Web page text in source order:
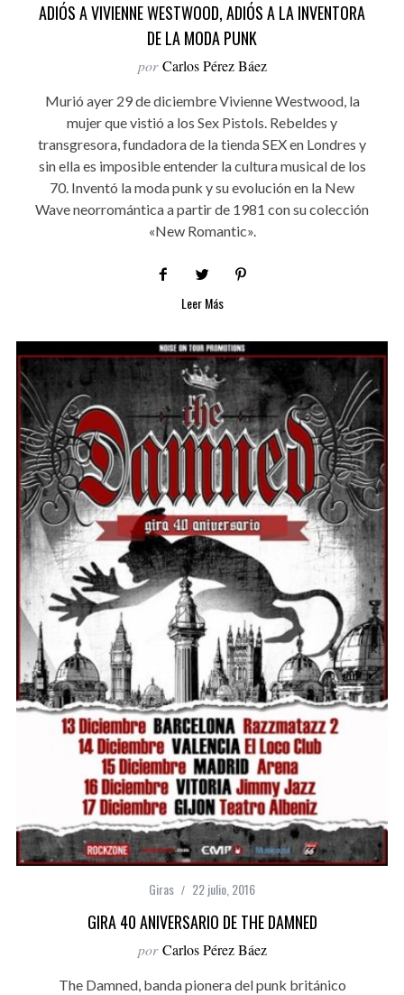
ADIÓS A VIVIENNE WESTWOOD, ADIÓS A LA INVENTORA
DE LA MODA PUNK
por Carlos Pérez Báez
Murió ayer 29 de diciembre Vivienne Westwood, la
mujer que vistió a los Sex Pistols. Rebeldes y
transgresora, fundadora de la tienda SEX en Londres y
sin ella es imposible entender la cultura musical de los
70. Inventó la moda punk y su evolución en la New
Wave neorromántica a partir de 1981 con su colección
«New Romantic».
Leer Más
Giras 22 julio, 2016
GIRA 40 ANIVERSARIO DE THE DAMNED
por Carlos Pérez Báez
The Damned, banda pionera del punk británico